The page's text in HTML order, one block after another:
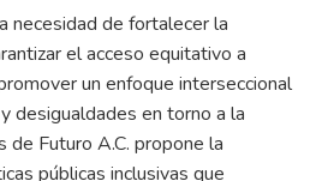
necesidad de fortalecer la
el acceso equitativo a
un enfoque interseccional
desigualdades en torno a la
de Futuro A.C. propone la
públicas inclusivas que